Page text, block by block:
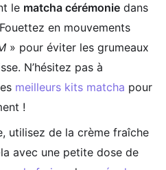
le matcha cérémonie dans
en mouvements
» pour éviter les grumeaux
N’hésitez pas à
meilleurs kits matcha pour
!
utilisez de la crème fraîche
avec une petite dose de